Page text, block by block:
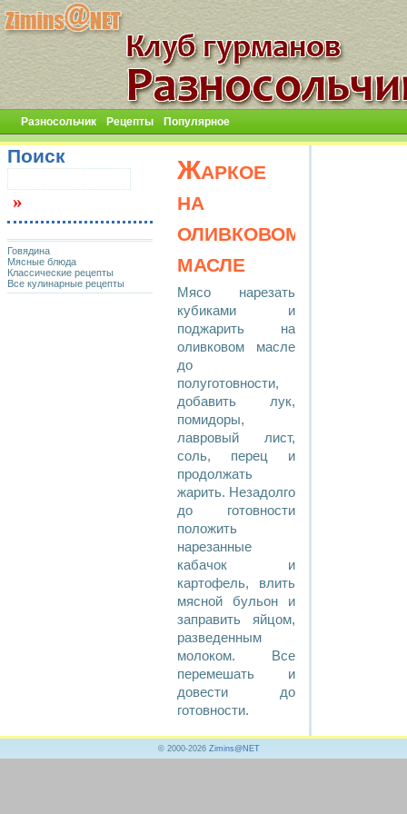
Разносольчик Рецепты Популярное
Жаркое
на
оливковом
масле
Мясо нарезать
кубиками и
поджарить на
оливковом масле
до
полуготовности,
добавить лук,
помидоры,
лавровый лист,
соль, перец и
продолжать
жарить. Незадолго
до готовности
положить
нарезанные
кабачок и
картофель, влить
мясной бульон и
заправить яйцом,
разведенным
молоком. Все
перемешать и
довести до
готовности.
Поиск
Говядина
Мясные блюда
Классические рецепты
Все кулинарные рецепты
© 2000-2026 Zimins@NET